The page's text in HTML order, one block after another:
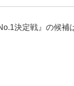
決定戦』の候補